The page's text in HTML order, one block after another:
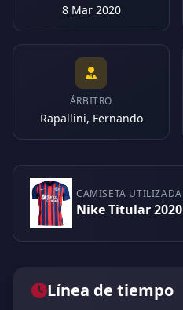
8 Mar 2020
ÁRBITRO
Rapallini, Fernando
CAMISETA UTILIZADA
Nike Titular 2020
Línea de tiempo